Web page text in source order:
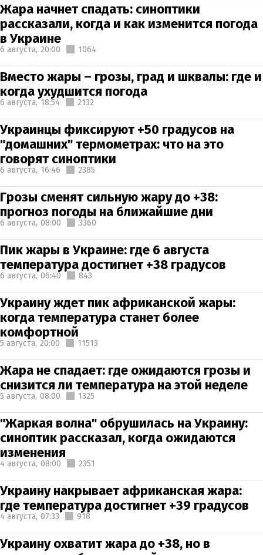
Жара начнет спадать: синоптики
рассказали, когда и как изменится погода
в Украине
6 августа, 20:00 1064
Вместо жары – грозы, град и шквалы: где и
когда ухудшится погода
6 августа, 18:54 2132
Украинцы фиксируют +50 градусов на
"домашних" термометрах: что на это
говорят синоптики
6 августа, 16:46 2385
Грозы сменят сильную жару до +38:
прогноз погоды на ближайшие дни
6 августа, 08:00 3360
Пик жары в Украине: где 6 августа
температура достигнет +38 градусов
6 августа, 06:40 843
Украину ждет пик африканской жары:
когда температура станет более
комфортной
5 августа, 20:00 11513
Жара не спадает: где ожидаются грозы и
снизится ли температура на этой неделе
5 августа, 08:00 1325
"Жаркая волна" обрушилась на Украину:
синоптик рассказал, когда ожидаются
изменения
4 августа, 08:00 2351
Украину накрывает африканская жара:
где температура достигнет +39 градусов
4 августа, 07:33 918
Украину охватит жара до +38, но в